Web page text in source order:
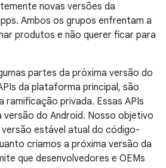
novas versões da
Ambos os grupos enfrentam a
produtos e não querer ficar para
partes da próxima versão do
da plataforma principal, são
ramificação privada. Essas APIs
do Android. Nosso objetivo
estável atual do código-
criamos a próxima versão da
que desenvolvedores e OEMs